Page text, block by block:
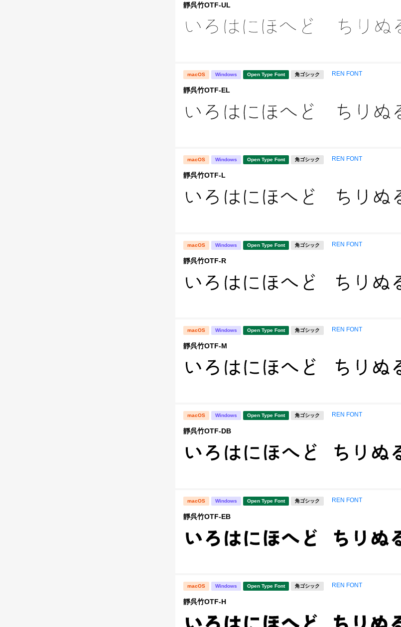
靜呉竹OTF-UL
macOS Windows Open Type Font 角ゴシック REN FONT
靜呉竹OTF-EL
macOS Windows Open Type Font 角ゴシック REN FONT
靜呉竹OTF-L
macOS Windows Open Type Font 角ゴシック REN FONT
靜呉竹OTF-R
macOS Windows Open Type Font 角ゴシック REN FONT
靜呉竹OTF-M
macOS Windows Open Type Font 角ゴシック REN FONT
靜呉竹OTF-DB
macOS Windows Open Type Font 角ゴシック REN FONT
靜呉竹OTF-EB
macOS Windows Open Type Font 角ゴシック REN FONT
靜呉竹OTF-H